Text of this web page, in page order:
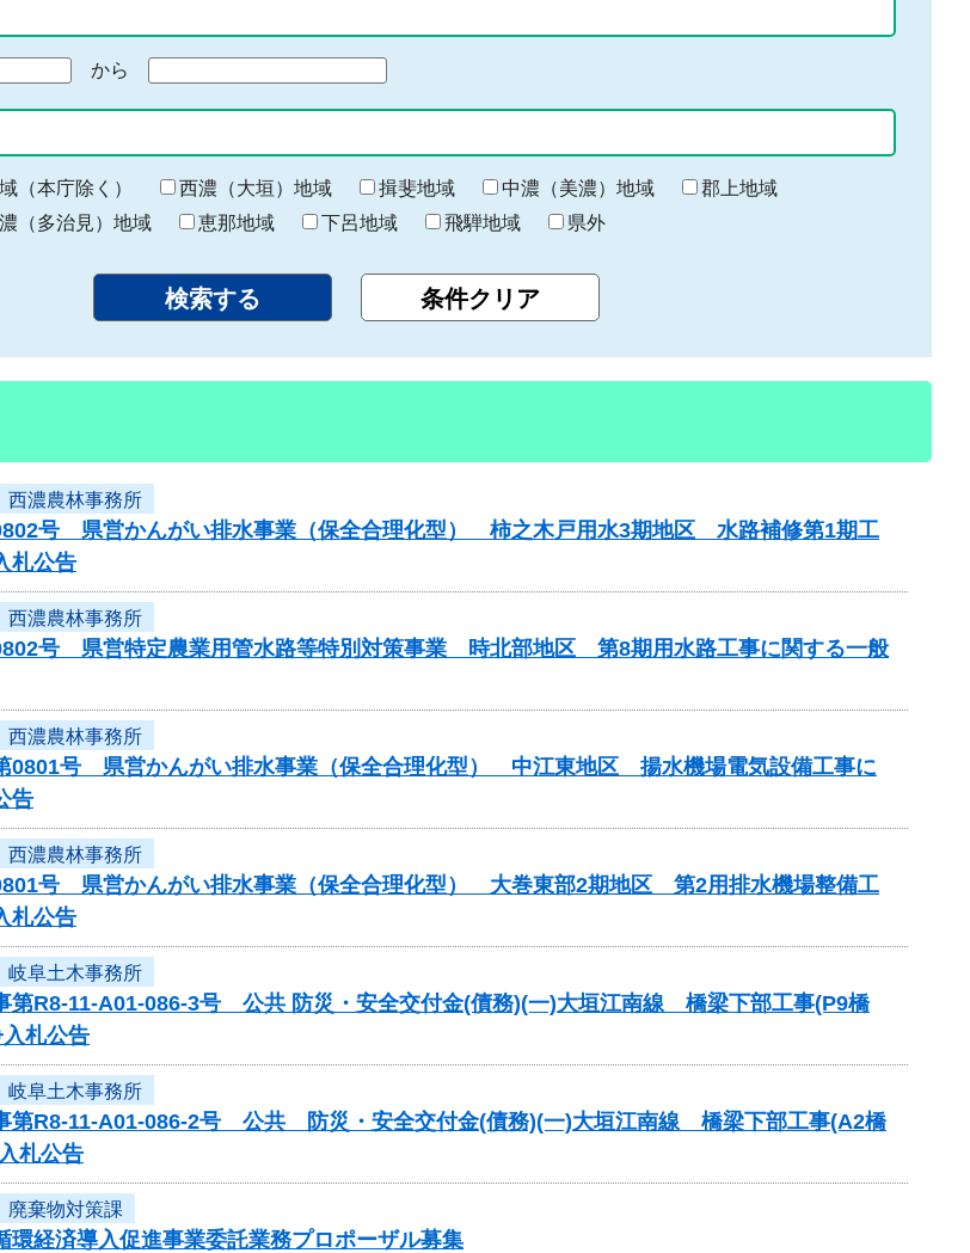
から
終
わ
り
（本庁除く） 西濃（大垣）地域 揖斐地域 中濃（美濃）地域
郡上地域
（多治見）地域 恵那地域 下呂地域 飛騨地域 県外
西濃農林事務所
0802号 県営かんがい排水事業（保全合理化型） 柿之木戸用水3期地区 水路補修第1期工
札公告
西濃農林事務所
0802号 県営特定農業用管水路等特別対策事業 時北部地区 第8期用水路工事に関する一般
西濃農林事務所
第0801号 県営かんがい排水事業（保全合理化型） 中江東地区 揚水機場電気設備工事に
告
西濃農林事務所
0801号 県営かんがい排水事業（保全合理化型） 大巻東部2期地区 第2用排水機場整備工
札公告
岐阜土木事務所
第R8-11-A01-086-3号 公共 防災・安全交付金(債務)(一)大垣江南線 橋梁下部工事(P9橋
札公告
岐阜土木事務所
事第R8-11-A01-086-2号 公共 防災・安全交付金(債務)(一)大垣江南線 橋梁下部工事(A2橋
札公告
廃棄物対策課
環経済導入促進事業委託業務プロポーザル募集